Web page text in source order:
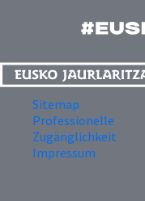
Sitemap
Professionelle
Zugänglichkeit
Impressum